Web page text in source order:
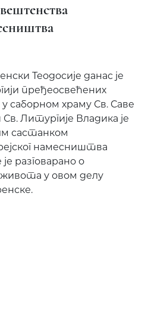
Теодосије данас је
пређеосвећених
у саборном храму Св. Саве
Литургије Владика је
састанком
намесништва
разговарано о
у овом делу